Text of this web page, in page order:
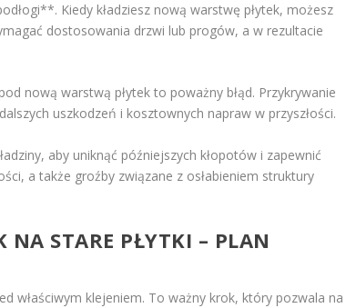
Kiedy kładziesz nową warstwę płytek, możesz
dostosowania drzwi lub progów, a w rezultacie
nową warstwą płytek to poważny błąd. Przykrywanie
uszkodzeń i kosztownych napraw w przyszłości.
aby uniknąć późniejszych kłopotów i zapewnić
a także groźby związane z osłabieniem struktury
NA STARE PŁYTKI – PLAN
właściwym klejeniem. To ważny krok, który pozwala na